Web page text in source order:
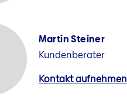
Martin Steiner
Kundenberater
Kontakt aufnehmen